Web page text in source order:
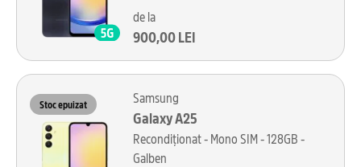
de la
900,00 LEI
Stoc epuizat Samsung
Galaxy A25
Recondiționat - Mono SIM - 128GB -
Galben